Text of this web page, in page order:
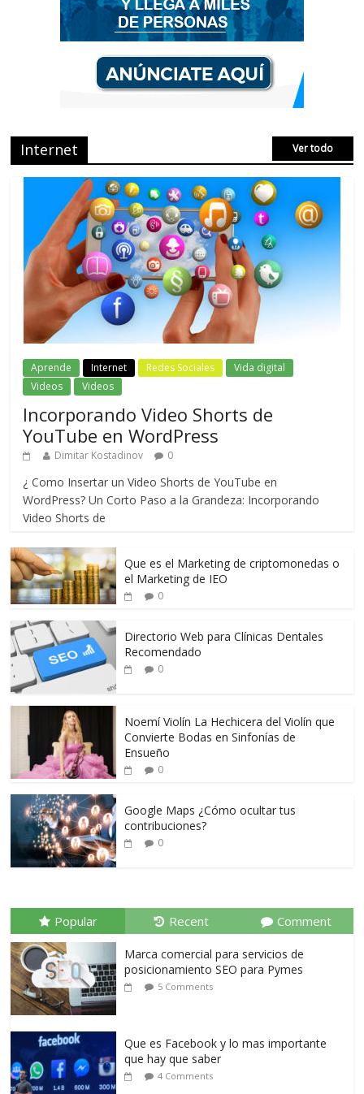
AVISPEX PLUS FORTE correctamente
para proteger tu entorno
No Comments
Internet Ver todo
Aprende Internet Redes Sociales
Vida digital
Videos
Videos
Incorporando Video Shorts de
YouTube en WordPress
Dimitar Kostadinov 0
¿ Como Insertar un Video Shorts de YouTube en
WordPress? Un Corto Paso a la Grandeza: Incorporando
Video Shorts de
Que es el Marketing de criptomonedas o
el Marketing de IEO
0
Directorio Web para Clínicas Dentales
Recomendado
0
Noemí Violín La Hechicera del Violín que
Convierte Bodas en Sinfonías de
Ensueño
0
Google Maps ¿Cómo ocultar tus
contribuciones?
0
Popular Recent Comment
Marca comercial para servicios de
posicionamiento SEO para Pymes
5 Comments
Que es Facebook y lo mas importante
que hay que saber
4 Comments